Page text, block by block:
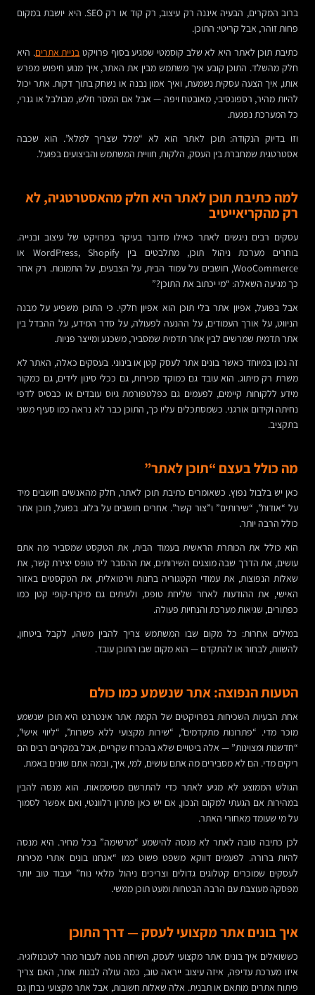
ברוב המקרים, הבעיה איננה רק עיצוב, רק קוד או רק SEO. היא יושבת במקום
פחות זוהר, אבל קריטי: התוכן.
כתיבת תוכן לאתר היא לא שלב קוסמטי שמגיע בסוף פרויקט בניית אתרים. היא
חלק מהשלד. התוכן קובע איך משתמש מבין את האתר, איך מנוע חיפוש מפרש
אותו, איך הצעה עסקית נשמעת, ואיך אמון נבנה או נשחק בתוך דקות. אתר יכול
להיות מהיר, רספונסיבי, מאובטח ויפה — אבל אם המסר חלש, מבולבל או גנרי,
כל המערכת נפגעת.
וזו בדיוק הנקודה: תוכן לאתר הוא לא “מלל שצריך למלא”. הוא שכבה
אסטרטגית שמחברת בין העסק, הלקוח, חוויית המשתמש והביצועים בפועל.
למה כתיבת תוכן לאתר היא חלק מהאסטרטגיה, לא
רק מהקריאייטיב
עסקים רבים ניגשים לאתר כאילו מדובר בעיקר בפרויקט של עיצוב ובנייה.
בוחרים מערכת ניהול תוכן, מתלבטים בין WordPress, Shopify או
WooCommerce, חושבים על עמוד הבית, על הצבעים, על התמונות. רק אחר
כך מגיעה השאלה: “מי יכתוב את התוכן?”
אבל בפועל, אפיון אתר בלי תוכן הוא אפיון חלקי. כי התוכן משפיע על מבנה
הניווט, על אורך העמודים, על ההנעה לפעולה, על סדר המידע, על ההבדל בין
אתר תדמית שמרשים לבין אתר תדמית שמסביר, משכנע ומייצר פניות.
זה נכון במיוחד כאשר בונים אתר לעסק קטן או בינוני. בעסקים כאלה, האתר לא
משרת רק מיתוג. הוא עובד גם כמוקד מכירות, גם ככלי סינון לידים, גם כמקור
מידע ללקוחות קיימים, לפעמים גם כפלטפורמת גיוס עובדים או כבסיס לדפי
נחיתה וקידום אורגני. כשמסתכלים עליו כך, התוכן כבר לא נראה כמו סעיף משני
בתקציב.
מה כולל בעצם “תוכן לאתר”
כאן יש בלבול נפוץ. כשאומרים כתיבת תוכן לאתר, חלק מהאנשים חושבים מיד
על “אודות”, “שירותים” ו”צור קשר”. אחרים חושבים על בלוג. בפועל, תוכן אתר
כולל הרבה יותר.
הוא כולל את הכותרת הראשית בעמוד הבית, את הטקסט שמסביר מה אתם
עושים, את הדרך שבה מוצגים השירותים, את ההסבר ליד טופס יצירת קשר, את
שאלות הנפוצות, את עמודי הקטגוריה בחנות וירטואלית, את הטקסטים באזור
האישי, את ההודעות לאחר שליחת טופס, ולעיתים גם מיקרו-קופי קטן כמו
כפתורים, שגיאות מערכת והנחיות פעולה.
במילים אחרות: כל מקום שבו המשתמש צריך להבין משהו, לקבל ביטחון,
להשוות, לבחור או להתקדם — הוא מקום שבו התוכן עובד.
הטעות הנפוצה: אתר שנשמע כמו כולם
אחת הבעיות השכיחות בפרויקטים של הקמת אתר אינטרנט היא תוכן שנשמע
מוכר מדי. “פתרונות מתקדמים”, “שירות מקצועי ללא פשרות”, “ליווי אישי”,
“חדשנות ומצוינות” — אלה ביטויים שלא בהכרח שקריים, אבל במקרים רבים הם
ריקים מדי. הם לא מסבירים מה אתם עושים, למי, איך, ובמה אתם שונים באמת.
הגולש הממוצע לא מגיע לאתר כדי להתרשם מסיסמאות. הוא מנסה להבין
במהירות אם הגעתי למקום הנכון, אם יש כאן פתרון רלוונטי, ואם אפשר לסמוך
על מי שעומד מאחורי האתר.
לכן כתיבה טובה לאתר לא מנסה להישמע “מרשימה” בכל מחיר. היא מנסה
להיות ברורה. לפעמים דווקא משפט פשוט כמו “אנחנו בונים אתרי מכירות
לעסקים שמוכרים קטלוגים גדולים וצריכים ניהול מלאי נוח” יעבוד טוב יותר
מפסקה מעוצבת עם הרבה הבטחות ומעט תוכן ממשי.
איך בונים אתר מקצועי לעסק — דרך התוכן
כששואלים איך בונים אתר מקצועי לעסק, השיחה נוטה לעבור מהר לטכנולוגיה.
איזו מערכת עדיפה, איזה עיצוב ייראה טוב, כמה עולה לבנות אתר, האם צריך
פיתוח אתרים מותאם או תבנית. אלה שאלות חשובות, אבל אתר מקצועי נבחן גם